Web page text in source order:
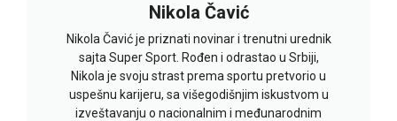
Nikola Čavić
Nikola Čavić je priznati novinar i trenutni urednik
sajta Super Sport. Rođen i odrastao u Srbiji,
Nikola je svoju strast prema sportu pretvorio u
uspešnu karijeru, sa višegodišnjim iskustvom u
izveštavanju o nacionalnim i međunarodnim